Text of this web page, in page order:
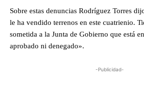
Sobre estas denuncias Rodríguez Torres
le ha vendido terrenos en este cuatrienio.
sometida a la Junta de Gobierno que está
aprobado ni denegado».
-Publicidad-